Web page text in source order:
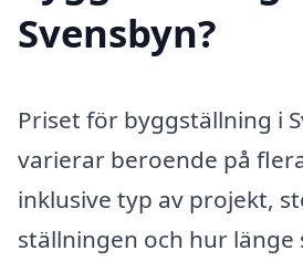
Svensbyn?
Priset för byggställning i
varierar beroende på
inklusive typ av projekt,
ställningen och hur länge